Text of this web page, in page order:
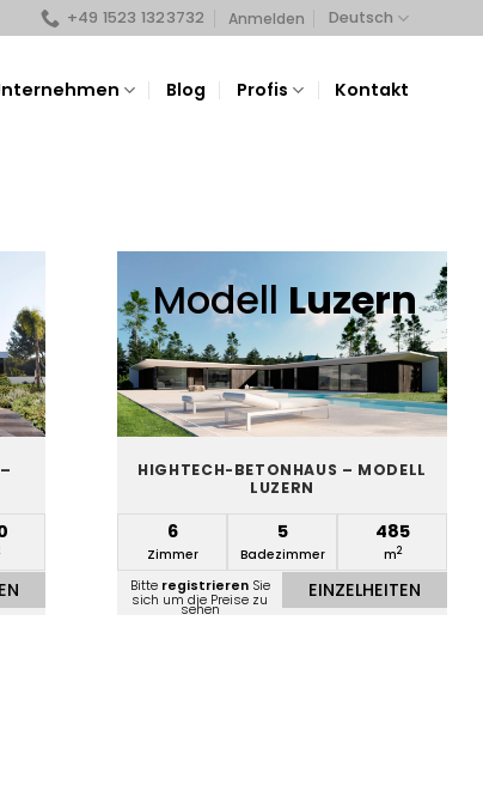
+49 1523 1323732 Anmelden Deutsch
Blog Profis Kontakt
Modell Luzern
HIGHTECH-BETONHAUS – MODELL
LUZERN
6
Zimmer
5
Badezimmer
485
m2
Bitte registrierenSie
sich um die Preise zu
sehen
EINZELHEITEN